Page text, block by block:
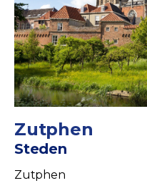
Zutphen
Steden
Zutphen